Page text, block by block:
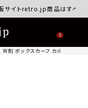
トretro.jp商品はすべて正規
0
W刻 ボックスカーフ カルヴィ カー